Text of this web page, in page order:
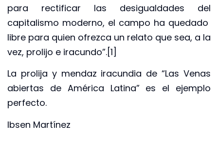
para rectificar las desigualdades del
capitalismo moderno, el campo ha quedado
libre para quien ofrezca un relato que sea, a la
vez, prolijo e iracundo”.[1]
La prolija y mendaz iracundia de “Las Venas
abiertas de América Latina” es el ejemplo
perfecto.
Ibsen Martínez